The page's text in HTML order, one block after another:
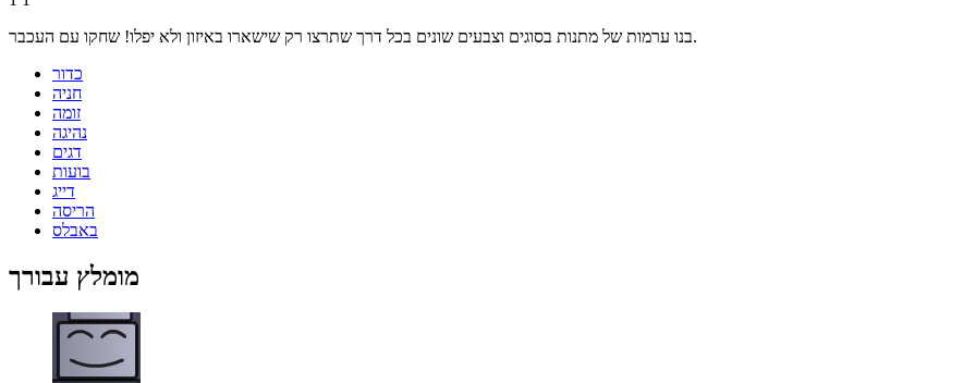
בנו ערמות של מתנות בסוגים וצבעים שונים בכל דרך שתרצו רק שישארו באיזון ולא יפלו! שחקו עם העכבר.
כדור
חניה
זומה
נהיגה
דגים
בועות
דייג
הריסה
באבלס
מומלץ עבורך